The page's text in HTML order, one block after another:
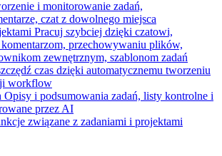
i monitorowanie zadań,
czat z dowolnego miejsca
Pracuj szybciej dzięki czatowi,
komentarzom, przechowywaniu plików,
zewnętrznym, szablonom zadań
czas dzięki automatycznemu tworzeniu
workflow
Opisy i podsumowania zadań, listy kontrolne i
przez AI
związane z zadaniami i projektami